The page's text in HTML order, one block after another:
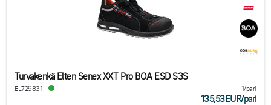
Turvakenkä Elten Senex XXT Pro BOA ESD S3S
EL729831 1/pari
135,53EUR/pari